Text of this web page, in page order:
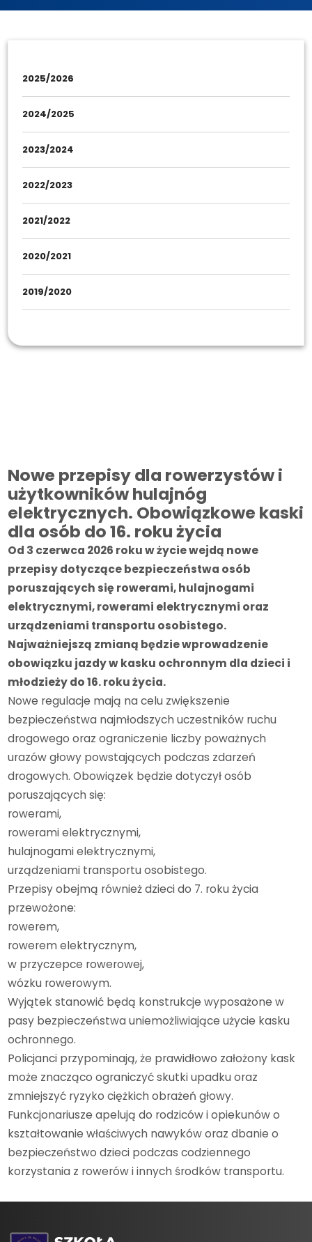
2025/2026
2024/2025
2023/2024
2022/2023
2021/2022
2020/2021
2019/2020
Nowe przepisy dla rowerzystów i
użytkowników hulajnóg
elektrycznych. Obowiązkowe kaski
dla osób do 16. roku życia
Od 3 czerwca 2026 roku w życie wejdą nowe
przepisy dotyczące bezpieczeństwa osób
poruszających się rowerami, hulajnogami
elektrycznymi, rowerami elektrycznymi oraz
urządzeniami transportu osobistego.
Najważniejszą zmianą będzie wprowadzenie
obowiązku jazdy w kasku ochronnym dla dzieci i
młodzieży do 16. roku życia.
Nowe regulacje mają na celu zwiększenie
bezpieczeństwa najmłodszych uczestników ruchu
drogowego oraz ograniczenie liczby poważnych
urazów głowy powstających podczas zdarzeń
drogowych. Obowiązek będzie dotyczył osób
poruszających się:
rowerami,
rowerami elektrycznymi,
hulajnogami elektrycznymi,
urządzeniami transportu osobistego.
Przepisy obejmą również dzieci do 7. roku życia
przewożone:
rowerem,
rowerem elektrycznym,
w przyczepce rowerowej,
wózku rowerowym.
Wyjątek stanowić będą konstrukcje wyposażone w
pasy bezpieczeństwa uniemożliwiające użycie kasku
ochronnego.
Policjanci przypominają, że prawidłowo założony kask
może znacząco ograniczyć skutki upadku oraz
zmniejszyć ryzyko ciężkich obrażeń głowy.
Funkcjonariusze apelują do rodziców i opiekunów o
kształtowanie właściwych nawyków oraz dbanie o
bezpieczeństwo dzieci podczas codziennego
korzystania z rowerów i innych środków transportu.